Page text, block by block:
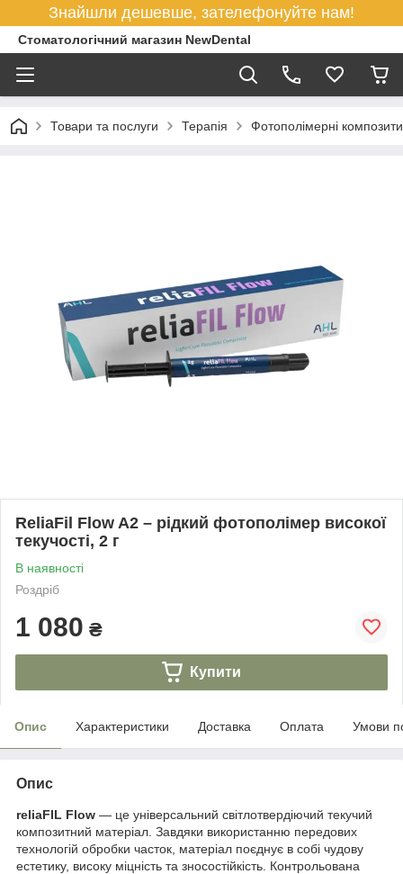
Знайшли дешевше, зателефонуйте нам!
Стоматологічний магазин NewDental
Товари та послуги Терапія Фотополімерні композити
ReliaFil Flow A2 – рідкий фотополімер високої
текучості, 2 г
В наявності
Роздріб
1 080 ₴
Купити
Опис Характеристики Доставка Оплата Умови
Опис
reliaFIL Flow — це універсальний світлотвердіючий текучий
композитний матеріал. Завдяки використанню передових
технологій обробки часток, матеріал поєднує в собі чудову
естетику, високу міцність та зносостійкість. Контрольована